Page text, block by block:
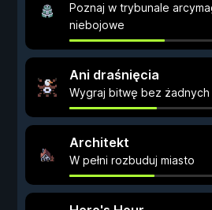
Poznaj w trybunale
niebojowe
Ani draśnięcia
Wygraj bitwę bez
Architekt
W pełni rozbuduj miasto